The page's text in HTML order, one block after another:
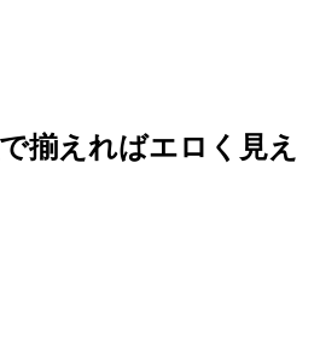
揃えればエロく見え